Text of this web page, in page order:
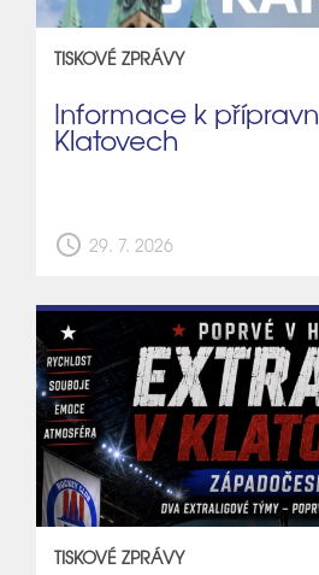
TISKOVÉ ZPRÁVY
Informace k
Klatovech
schedule 29. 7. 2026
TISKOVÉ ZPRÁVY